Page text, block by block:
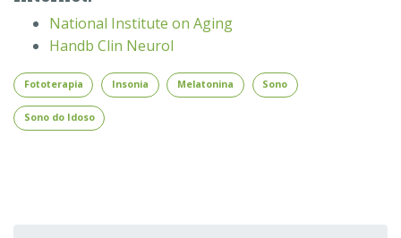
National Institute on Aging
Handb Clin Neurol
Fototerapia Insonia Melatonina Sono
Sono do Idoso